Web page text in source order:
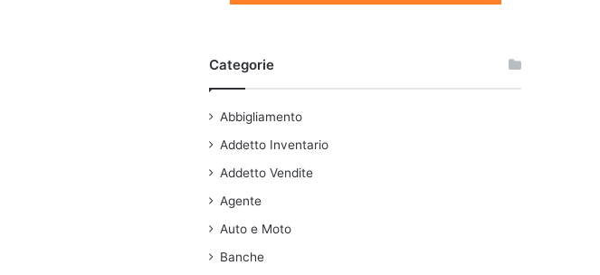
Categorie
Abbigliamento
Addetto Inventario
Addetto Vendite
Agente
Auto e Moto
Banche